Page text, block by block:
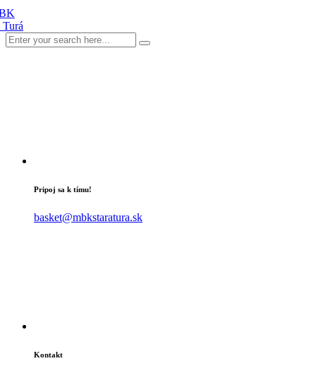
Pripoj sa k tímu!
basket@mbkstaratura.sk
Kontakt